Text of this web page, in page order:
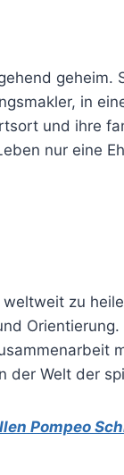
geheim.
in
und ihre
nur eine
zu
Orientierung.
der Welt der
Pompeo